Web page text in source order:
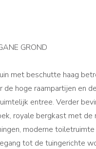
GROND
met beschutte haag
de hoge raampartijen en
entree. Verder
royale bergkast met de
moderne
tot de tuingerichte